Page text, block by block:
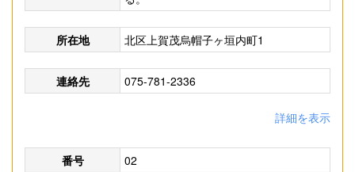
所在地 北区上賀茂烏帽子ヶ垣内町1
連絡先 075-781-2336
詳細を表示
番号
02